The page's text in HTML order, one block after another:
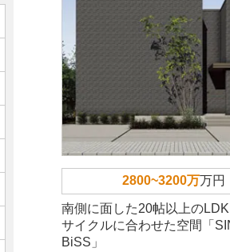
2800~3200万万円
南側に面した20帖以上の
サイクルに合わせた空間「
BiSS」